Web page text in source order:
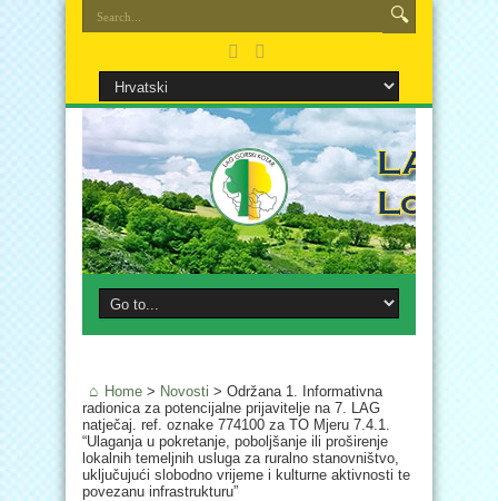
Home > Novosti > Održana 1. Informativna
radionica za potencijalne prijavitelje na 7. LAG
natječaj. ref. oznake 774100 za TO Mjeru 7.4.1.
“Ulaganja u pokretanje, poboljšanje ili proširenje
lokalnih temeljnih usluga za ruralno stanovništvo,
uključujući slobodno vrijeme i kulturne aktivnosti te
povezanu infrastrukturu”